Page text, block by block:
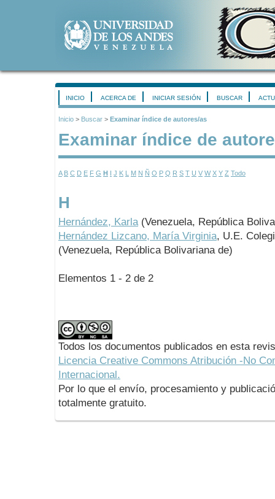
INICIO ACERCA DE INICIAR SESIÓN BUSCAR
Inicio > Buscar > Examinar índice de autores/as
Examinar índice de
A B C D E F G H I J K L M N Ñ O P Q R S T U V W X Y Z Todo
H
Hernández, Karla(Venezuela, República
Hernández Lizcano, María Virginia, U.E.
(Venezuela, República Bolivariana de)
Elementos 1 - 2 de 2
Todos los documentos publicados en esta
Licencia Creative Commons Atribución -No
Internacional.
Por lo que el envío, procesamiento y
totalmente gratuito.